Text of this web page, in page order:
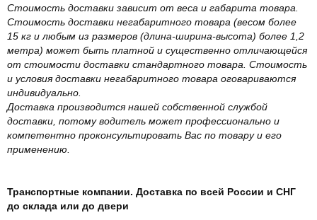
Стоимость доставки зависит от веса и габарита товара.
Стоимость доставки негабаритного товара (весом более
15 кг и любым из размеров (длина-ширина-высота) более 1,2
метра) может быть платной и существенно отличающейся
от стоимости доставки стандартного товара. Стоимость
и условия доставки негабаритного товара оговариваются
индивидуально.
Доставка производится нашей собственной службой
доставки, потому водитель может профессионально и
компетентно проконсультировать Вас по товару и его
применению.
Транспортные компании. Доставка по всей России и СНГ
до склада или до двери